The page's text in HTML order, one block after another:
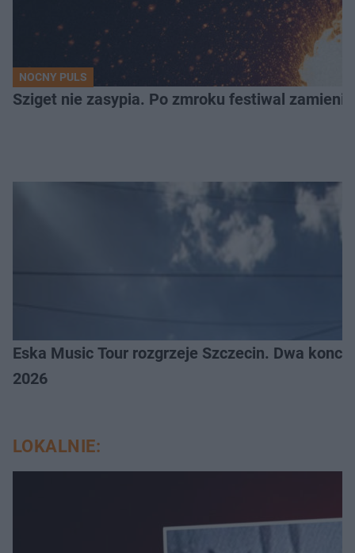
NOCNY PULS
Sziget nie zasypia. Po zmroku festiwal
Eska Music Tour rozgrzeje Szczecin. Dwa
2026
LOKALNIE: